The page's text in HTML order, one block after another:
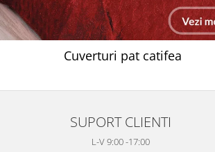
Cuverturi pat catifea
SUPORT CLIENTI
L-V 9:00 -17:00